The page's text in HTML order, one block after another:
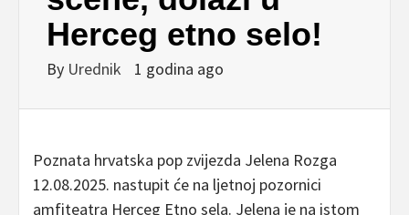
Herceg etno selo!
By Urednik 1 godina ago
Poznata hrvatska pop zvijezda Jelena Rozga
12.08.2025. nastupit će na ljetnoj pozornici
amfiteatra Herceg Etno sela. Jelena je na istom